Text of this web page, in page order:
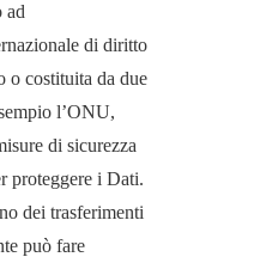
ad
di diritto
o costituita da due
l’ONU,
di sicurezza
proteggere i Dati.
dei trasferimenti
può fare